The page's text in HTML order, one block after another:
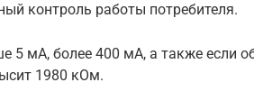
контроль работы потребителя.
5 мА, более 400 мА, а также если
1980 кОм.